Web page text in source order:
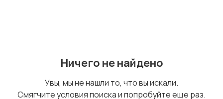
Ничего не найдено
Увы, мы не нашли то, что вы искали.
Смягчите условия поиска и попробуйте еще раз.